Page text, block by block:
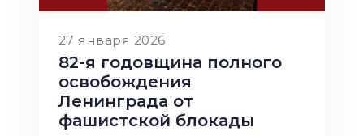
27 января 2026
82-я годовщина полного
освобождения
Ленинграда от
фашистской блокады